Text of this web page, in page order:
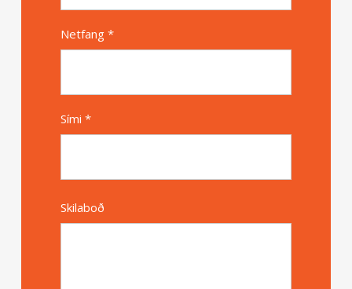
Netfang *
Sími *
Skilaboð